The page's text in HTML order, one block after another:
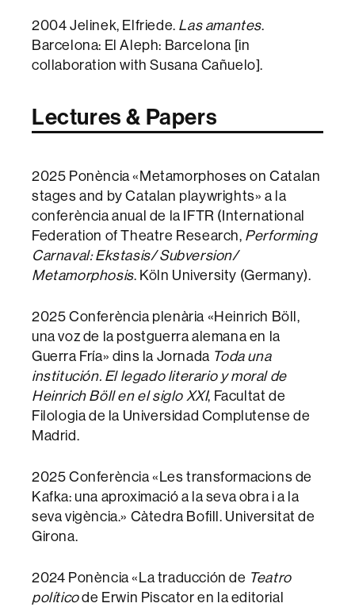
2004 Jelinek, Elfriede. Las amantes.
Barcelona: El Aleph: Barcelona [in
collaboration with Susana Cañuelo].
Lectures & Papers
2025 Ponència «Metamorphoses on Catalan
stages and by Catalan playwrights» a la
conferència anual de la IFTR (International
Federation of Theatre Research, Performing
Carnaval: Ekstasis/ Subversion/
Metamorphosis. Köln University (Germany).
2025 Conferència plenària «Heinrich Böll,
una voz de la postguerra alemana en la
Guerra Fría» dins la Jornada Toda una
institución. El legado literario y moral de
Heinrich Böll en el siglo XXI, Facultat de
Filologia de la Universidad Complutense de
Madrid.
2025 Conferència «Les transformacions de
Kafka: una aproximació a la seva obra i a la
seva vigència.» Càtedra Bofill. Universitat de
Girona.
2024 Ponència «La traducción de Teatro
políticode Erwin Piscator en la editorial